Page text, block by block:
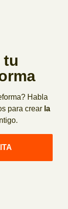
tu
Habla
para crear la